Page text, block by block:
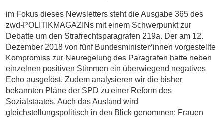
im Fokus dieses Newsletters steht die Ausgabe 365 des
zwd-POLITIKMAGAZINs mit einem Schwerpunkt zur
Debatte um den Strafrechtsparagrafen 219a. Der am 12.
Dezember 2018 von fünf Bundesminister*innen vorgestellte
Kompromiss zur Neuregelung des Paragrafen hatte neben
einzelnen positiven Stimmen ein überwiegend negatives
Echo ausgelöst. Zudem analysieren wir die bisher
bekannten Pläne der SPD zu einer Reform des
Sozialstaates. Auch das Ausland wird
gleichstellungspolitisch in den Blick genommen: Frauen